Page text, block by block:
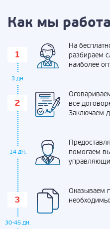
Как мы
3 дн.
На
разбираем
наиболее
все
Заключаем
14 дн.
помогаем
30-45 дн.
Оказываем